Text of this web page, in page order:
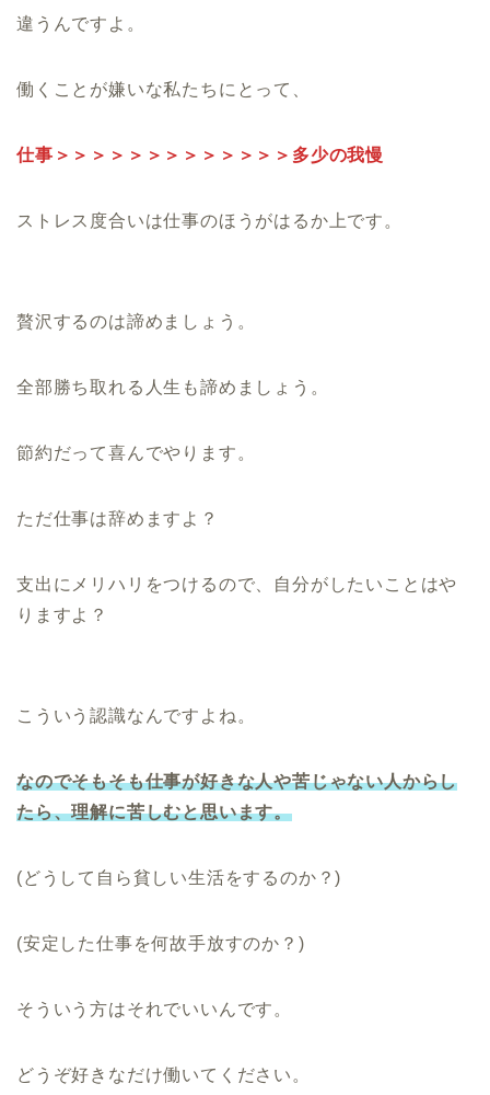
違うんですよ。
働くことが嫌いな私たちにとって、
仕事＞＞＞＞＞＞＞＞＞＞＞＞＞多少の我慢
ストレス度合いは仕事のほうがはるか上です。
贅沢するのは諦めましょう。
全部勝ち取れる人生も諦めましょう。
節約だって喜んでやります。
ただ仕事は辞めますよ？
支出にメリハリをつけるので、自分がしたいことはや
りますよ？
こういう認識なんですよね。
なのでそもそも仕事が好きな人や苦じゃない人からし
たら、理解に苦しむと思います。
(どうして自ら貧しい生活をするのか？)
(安定した仕事を何故手放すのか？)
そういう方はそれでいいんです。
どうぞ好きなだけ働いてください。